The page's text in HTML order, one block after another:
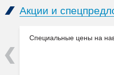
Акции и
Специальные цены на
Previous